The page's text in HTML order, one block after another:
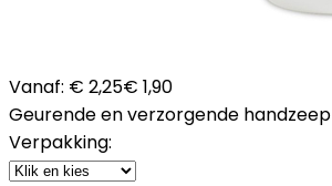
Vanaf: € 2,25€ 1,90
Geurende en verzorgende
Verpakking: